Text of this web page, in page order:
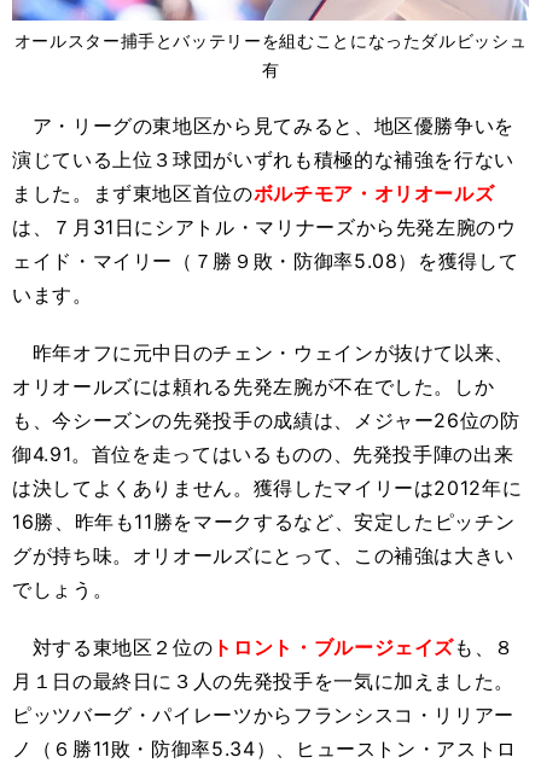
オールスター捕手とバッテリーを組むことになったダルビッシュ
有
ア・リーグの東地区から見てみると、地区優勝争いを
演じている上位３球団がいずれも積極的な補強を行ない
ました。まず東地区首位のボルチモア・オリオールズ
は、７月31日にシアトル・マリナーズから先発左腕のウ
ェイド・マイリー（７勝９敗・防御率5.08）を獲得して
います。
昨年オフに元中日のチェン・ウェインが抜けて以来、
オリオールズには頼れる先発左腕が不在でした。しか
も、今シーズンの先発投手の成績は、メジャー26位の防
御4.91。首位を走ってはいるものの、先発投手陣の出来
は決してよくありません。獲得したマイリーは2012年に
16勝、昨年も11勝をマークするなど、安定したピッチン
グが持ち味。オリオールズにとって、この補強は大きい
でしょう。
対する東地区２位の トロント・ブルージェイズも、８
月１日の最終日に３人の先発投手を一気に加えました。
ピッツバーグ・パイレーツからフランシスコ・リリアー
ノ（６勝11敗・防御率5.34）、ヒューストン・アストロ